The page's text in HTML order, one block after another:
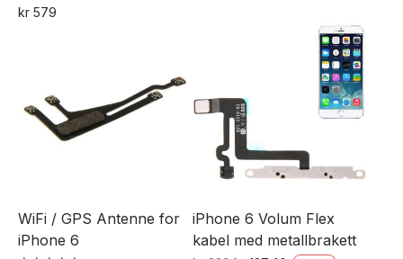
Vurdert
5.00
kr 579
kr 275,40.
WiFi / GPS Antenne for
iPhone 6
iPhone 6 Volum Flex
kabel med metallbrakett